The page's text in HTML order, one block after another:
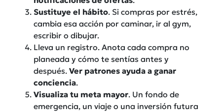
Sustituye el hábito. Si compras por estrés,
cambia esa acción por caminar, ir al gym,
escribir o dibujar.
Lleva un registro. Anota cada compra no
planeada y cómo te sentías antes y
después. Ver patrones ayuda a ganar
conciencia.
Visualiza tu meta mayor. Un fondo de
emergencia, un viaje o una inversión futura